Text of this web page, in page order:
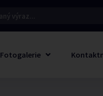
Fotogalerie